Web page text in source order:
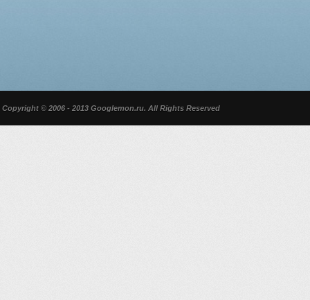
Copyright © 2006 - 2013 Googlemon.ru. All Rights Reserved